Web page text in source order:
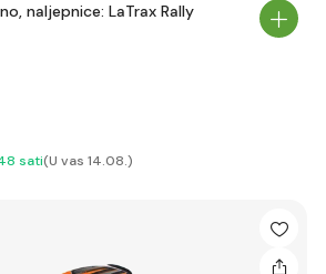
naljepnice: LaTrax Rally
sati(U vas 14.08.)